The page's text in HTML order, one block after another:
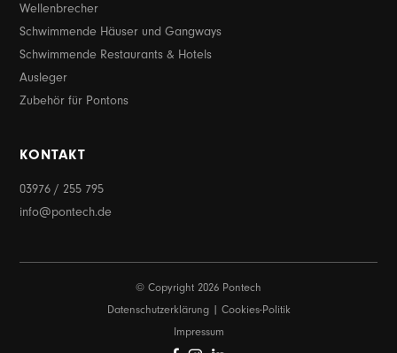
Wellenbrecher
Schwimmende Häuser und Gangways
Schwimmende Restaurants & Hotels
Ausleger
Zubehör für Pontons
KONTAKT
03976 / 255 795
info@pontech.de
© Copyright 2026 Pontech
Datenschutzerklärung
Cookies-Politik
Impressum